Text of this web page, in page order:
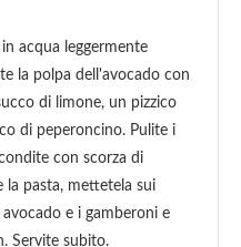
acqua leggermente
la polpa dell'avocado con
di limone, un pizzico
di peperoncino. Pulite i
con scorza di
la pasta, mettetela sui
e i gamberoni e
Servite subito.